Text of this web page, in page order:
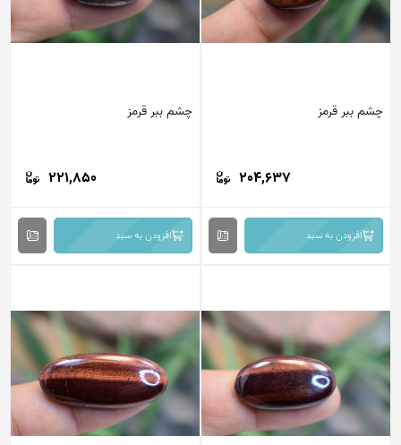
چشم ببر قرمز
204,637
افزودن به سبد
چشم ببر قرمز
221,850
افزودن به سبد